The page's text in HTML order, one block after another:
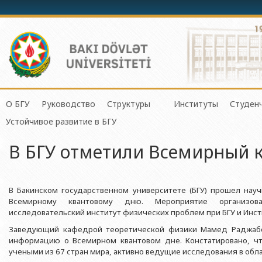
О БГУ
История БГУ
Миссия и стратегия БГУ
Сертификат об аттестации
Членство БГУ в международных организациях
Гранты и проекты
Ректоры
Руководство
Ректор
Проректоры
Ученый совет БГУ
Деканы
Профсоюзный Комитет
Учебно-методический совет
Структуры
Центр организации научной
Отдел человеческих ресурсов и
Отдел по работе с документами
Бухгалтерия
Отдел мониторинга и контроля
Физический
Биологический
Факультет
Географический
Геологический
Институты
Институт
Институт
Науки и
Республики
Институт
О
Устойчивое развитие в БГУ
В БГУ отметили Всемирный
В Бакинском государственном университете (БГУ) прошел
Всемирному квантовому дню. Мероприятие
исследовательский институт физических проблем при БГУ и
Заведующий кафедрой теоретической физики Мамед
информацию о Всемирном квантовом дне. Констатировано,
учеными из 67 стран мира, активно ведущие исследования в